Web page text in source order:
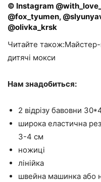
© Instagram
@fox_tyumen,
@olivka_krsk
Читайте також:Майстер-
дитячі мокси
Нам знадобиться:
2 відрізу бавовни
широка еластична
3-4 см
ножиці
лінійка
швейна машинка або